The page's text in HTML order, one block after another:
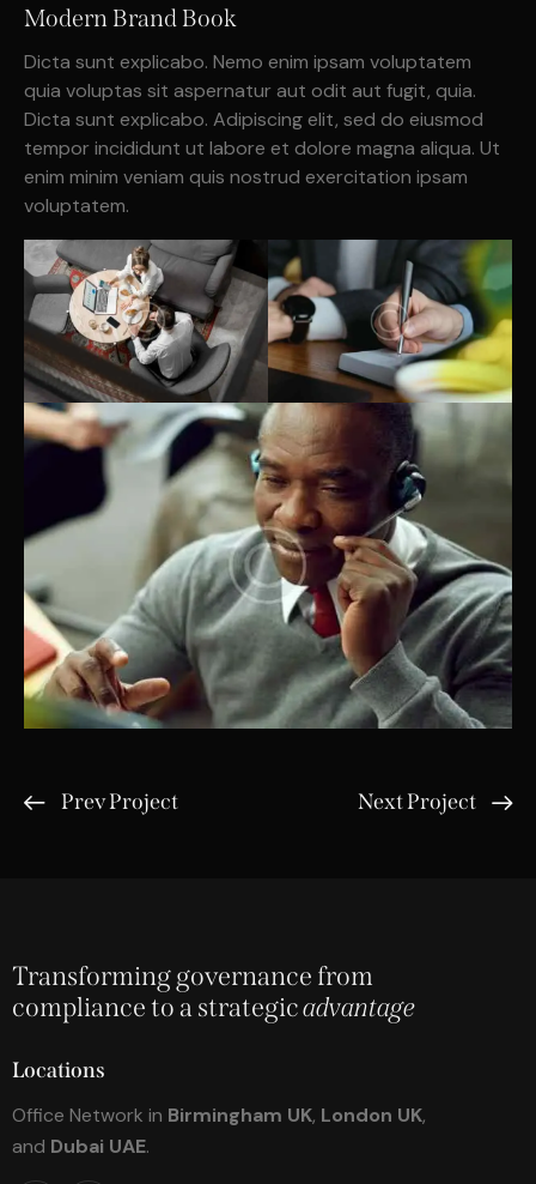
Modern Brand Book
Dicta sunt explicabo. Nemo enim ipsam voluptatem
quia voluptas sit aspernatur aut odit aut fugit, quia.
Dicta sunt explicabo. Adipiscing elit, sed do eiusmod
tempor incididunt ut labore et dolore magna aliqua. Ut
enim minim veniam quis nostrud exercitation ipsam
voluptatem.
Prev Project Next Project
Transforming governance from
compliance to a strategicadvantage
Locations
Office Network in Birmingham UK, London UK,
and Dubai UAE.